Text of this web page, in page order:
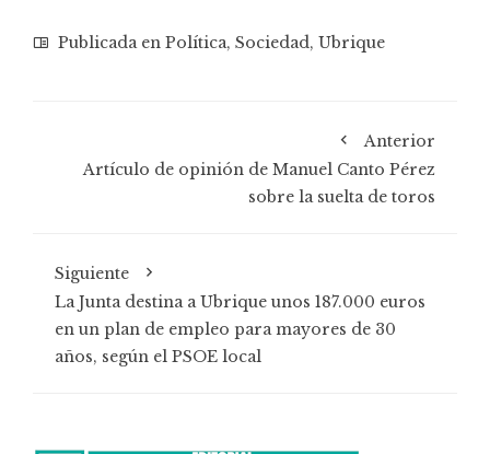
Publicada en Política, Sociedad, Ubrique
Anterior
Artículo de opinión de Manuel Canto Pérez
sobre la suelta de toros
Siguiente
La Junta destina a Ubrique unos 187.000 euros
en un plan de empleo para mayores de 30
años, según el PSOE local